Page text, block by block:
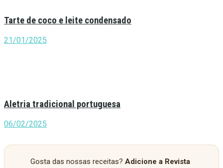
Tarte de coco e leite condensado
21/01/2025
Aletria tradicional portuguesa
06/02/2025
Gosta das nossas receitas? Adicione a Revista